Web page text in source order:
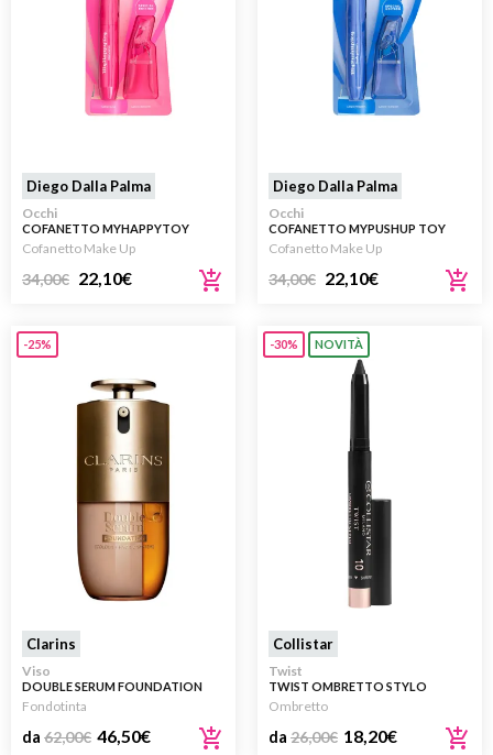
Diego Dalla Palma
Occhi
COFANETTO MYHAPPYTOY
MASCARA + PIEGACIGLIA PINK
Cofanetto Make Up
34,00€ 22,10€
Diego Dalla Palma
Occhi
COFANETTO MYPUSHUP TOY
PRIMER + PIEGACIGLIA BLU
Cofanetto Make Up
34,00€ 22,10€
-25%
Clarins
Viso
DOUBLE SERUM FOUNDATION
Fondotinta
da 62,00€ 46,50€
-30% NOVITÀ
Collistar
Twist
TWIST OMBRETTO STYLO
Ombretto
da 26,00€ 18,20€